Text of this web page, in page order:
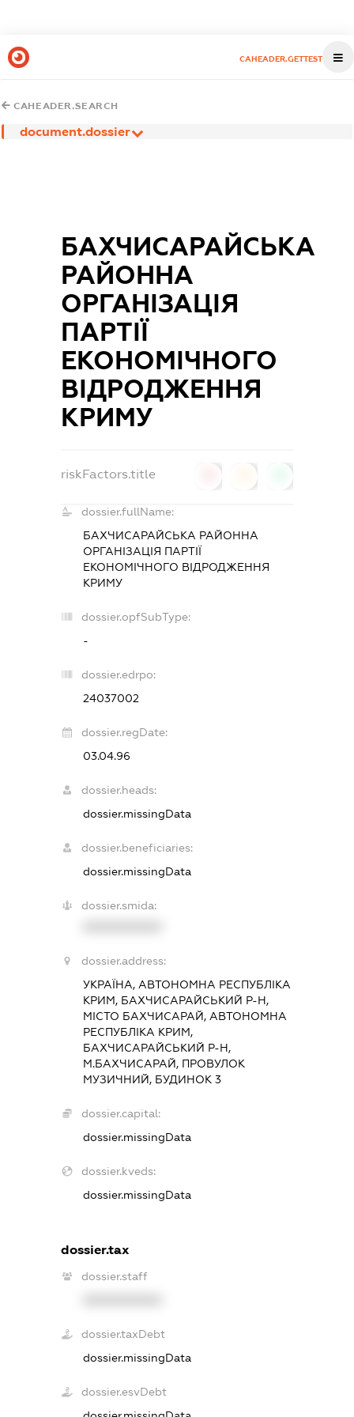
CAHEADER.GETTEST
CAHEADER.SEARCH
document.dossier
БАХЧИСАРАЙСЬКА
РАЙОННА
ОРГАНІЗАЦІЯ
ПАРТІЇ
ЕКОНОМІЧНОГО
ВІДРОДЖЕННЯ
КРИМУ
riskFactors.title
dossier.fullName:
БАХЧИСАРАЙСЬКА РАЙОННА
ОРГАНІЗАЦІЯ ПАРТІЇ
ЕКОНОМІЧНОГО ВІДРОДЖЕННЯ
КРИМУ
dossier.opfSubType:
-
dossier.edrpo:
24037002
dossier.regDate:
03.04.96
dossier.heads:
dossier.missingData
dossier.beneficiaries:
dossier.missingData
dossier.smida:
dossier.address:
УКРАЇНА, АВТОНОМНА РЕСПУБЛІКА
КРИМ, БАХЧИСАРАЙСЬКИЙ Р-Н,
МІСТО БАХЧИСАРАЙ, АВТОНОМНА
РЕСПУБЛІКА КРИМ,
БАХЧИСАРАЙСЬКИЙ Р-Н,
М.БАХЧИСАРАЙ, ПРОВУЛОК
МУЗИЧНИЙ, БУДИНОК 3
dossier.capital:
dossier.missingData
dossier.kveds:
dossier.missingData
dossier.tax
dossier.staff
dossier.taxDebt
dossier.missingData
dossier.esvDebt